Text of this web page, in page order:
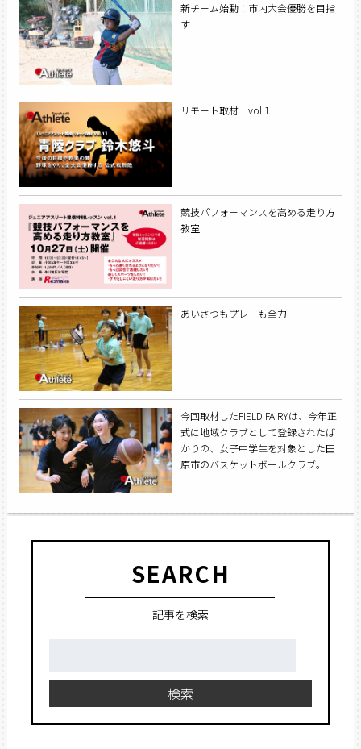
新チーム始動！市内大会優勝を目指
す
リモート取材 vol.1
競技パフォーマンスを高める走り方
教室
あいさつもプレーも全力
今回取材したFIELD FAIRYは、今年正
式に地域クラブとして登録されたば
かりの、女子中学生を対象とした田
原市のバスケットボールクラブ。
SEARCH
記事を検索
検索